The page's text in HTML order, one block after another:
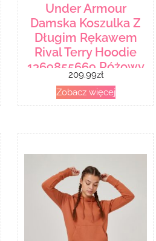
Under Armour
Damska Koszulka Z
Długim Rękawem
Rival Terry Hoodie
1369855669 Różowy
209.99zł
Zobacz więcej